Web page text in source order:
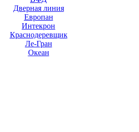
Дверная линия
Европан
Интекрон
Краснодеревщик
Ле-Гран
Океан